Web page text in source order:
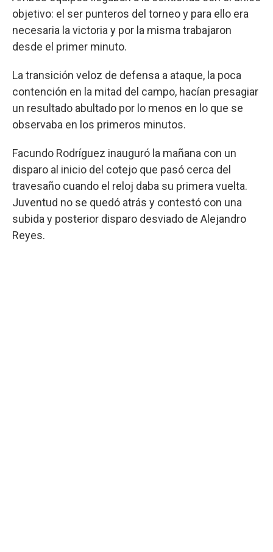
objetivo: el ser punteros del torneo y para ello era
necesaria la victoria y por la misma trabajaron
desde el primer minuto.
La transición veloz de defensa a ataque, la poca
contención en la mitad del campo, hacían presagiar
un resultado abultado por lo menos en lo que se
observaba en los primeros minutos.
Facundo Rodríguez inauguró la mañana con un
disparo al inicio del cotejo que pasó cerca del
travesaño cuando el reloj daba su primera vuelta.
Juventud no se quedó atrás y contestó con una
subida y posterior disparo desviado de Alejandro
Reyes.